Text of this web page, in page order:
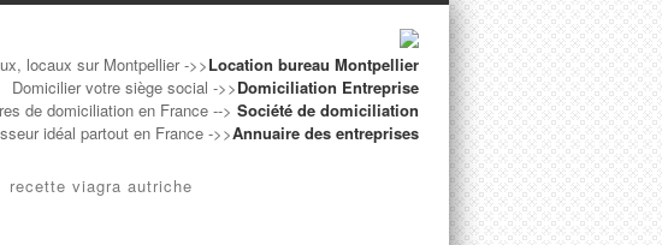
locaux sur Montpellier ->>Location bureau Montpellier
Domicilier votre siège social ->>Domiciliation Entreprise
de domiciliation en France --> Société de domiciliation
idéal partout en France ->>Annuaire des entreprises
recette viagra autriche